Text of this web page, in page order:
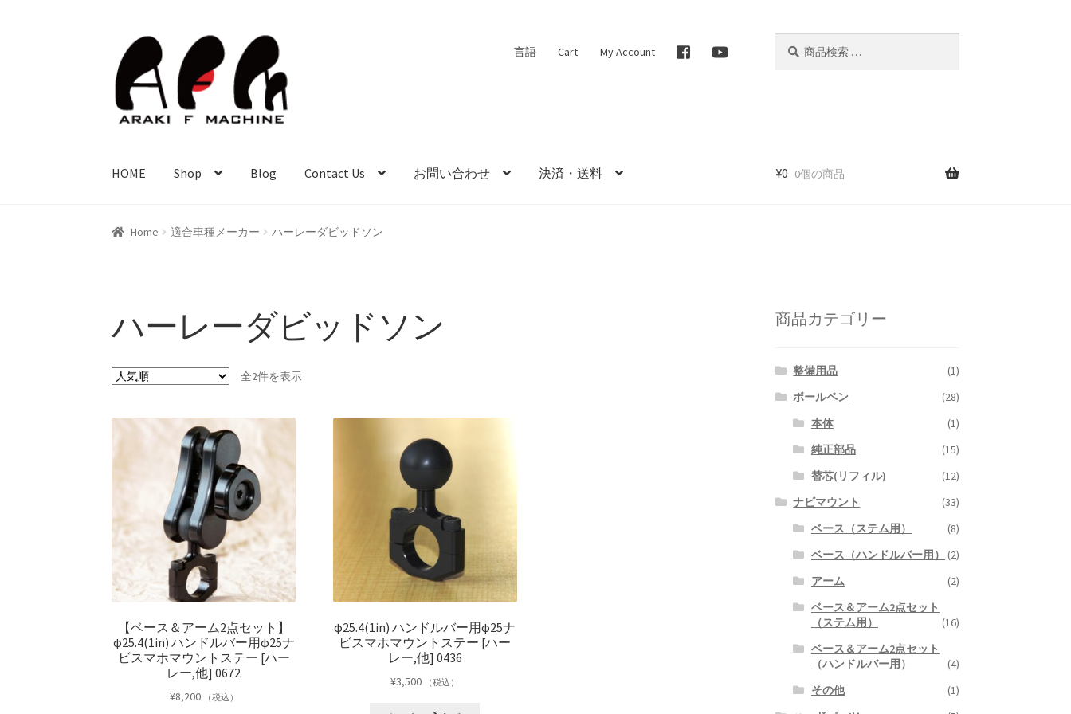
ビ
ゲ
ー
シ
へ
ッ
ン
テ
ン
ツ
キ
言語 Cart My Account
HOME Shop Blog Contact Us お問い合わせ 決済・送料 ¥0 0個の商品
Home 適合車種メーカー ハーレーダビッドソン
ハーレーダビッドソン
全2件を表示人
【ベース＆アーム2点セット】
φ25.4(1in) ハンドルバー用φ25ナ
ビスマホマウントステー [ハー
レー,他] 0672
¥8,200 （税込）
φ25.4(1in) ハンドルバー用φ25ナ
ビスマホマウントステー [ハー
レー,他] 0436
¥3,500 （税込）
商品カテゴリー
整備用品
(1)
ボールペン
(28)
本体
(1)
純正部品
(15)
替芯(リフィル)
(12)
ナビマウント
(33)
ベース（ステム用）
(8)
ベース（ハンドルバー用）
(2)
アーム
(2)
ベース＆アーム2点セット
（ステム用）
(16)
ベース＆アーム2点セット
（ハンドルバー用）
(4)
その他
(1)